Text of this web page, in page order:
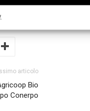
articolo
Bio
Conerpo